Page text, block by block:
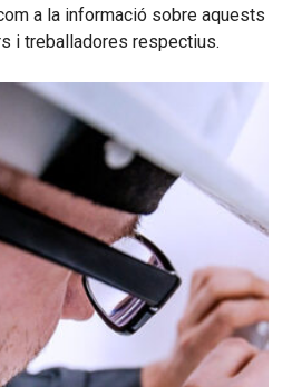
a la informació sobre aquests
i treballadores respectius.